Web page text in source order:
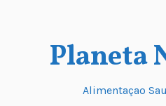
Planeta
Alimentaçao